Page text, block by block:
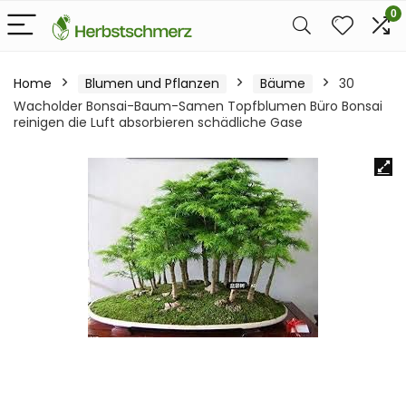
0
Home Blumen und Pflanzen Bäume
30
Wacholder Bonsai-Baum-Samen Topfblumen Büro Bonsai
reinigen die Luft absorbieren schädliche Gase